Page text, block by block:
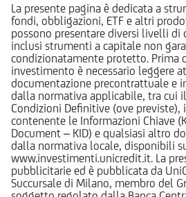
La presente pagina è dedicata a
fondi, obbligazioni, ETF e altri
possono presentare diversi livelli di
inclusi strumenti a capitale non
condizionatamente protetto. Prima
investimento è necessario leggere
documentazione precontrattuale e
dalla normativa applicabile, tra cui
Condizioni Definitive (ove previste),
contenente le Informazioni Chiave
Document – KID) e qualsiasi altro
dalla normativa locale, disponibili
www.investimenti.unicredit.it. La
pubblicitarie ed è pubblicata da
Succursale di Milano, membro del